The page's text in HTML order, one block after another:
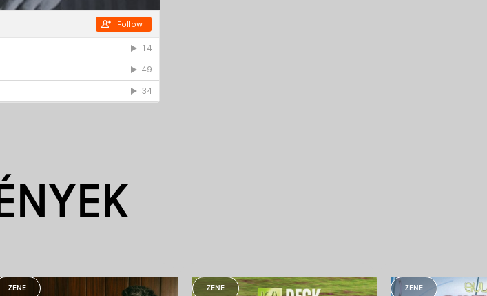
ZENE ZENE ZENE